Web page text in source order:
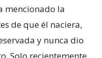
mencionado la
de que él naciera,
y nunca dio